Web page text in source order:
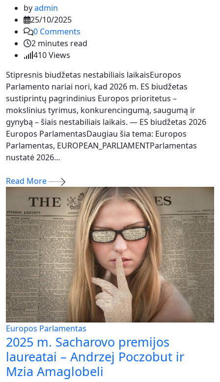
byadmin
25/10/2025
0 Comments
2 minutes read
410Views
Stipresnis biudžetas nestabiliais laikaisEuropos
Parlamento nariai nori, kad 2026 m. ES biudžetas
sustiprintų pagrindinius Europos prioritetus –
mokslinius tyrimus, konkurencingumą, saugumą ir
gynybą – šiais nestabiliais laikais. — ES biudžetas 2026
Europos ParlamentasDaugiau šia tema: Europos
Parlamentas, EUROPEAN_PARLIAMENTParlamentas
nustatė 2026…
Read More
Europos Parlamentas
2025 m. Sacharovo premijos
laureatai – Andrzej Poczobut ir
Mzia Amaglobeli